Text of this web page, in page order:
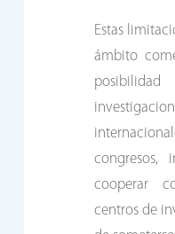
Estas
ámbito
congresos,
cooperar
centros de